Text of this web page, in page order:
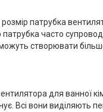
патрубка
часто
створювати
для ванної
Всі вони виділяють